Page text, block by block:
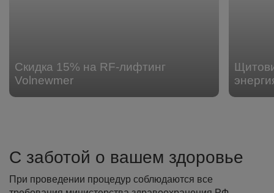
Скидка 15% на RF-лифтинг
Volnewmer
С заботой о вашем здоровье
При проведении процедур соблюдаются все